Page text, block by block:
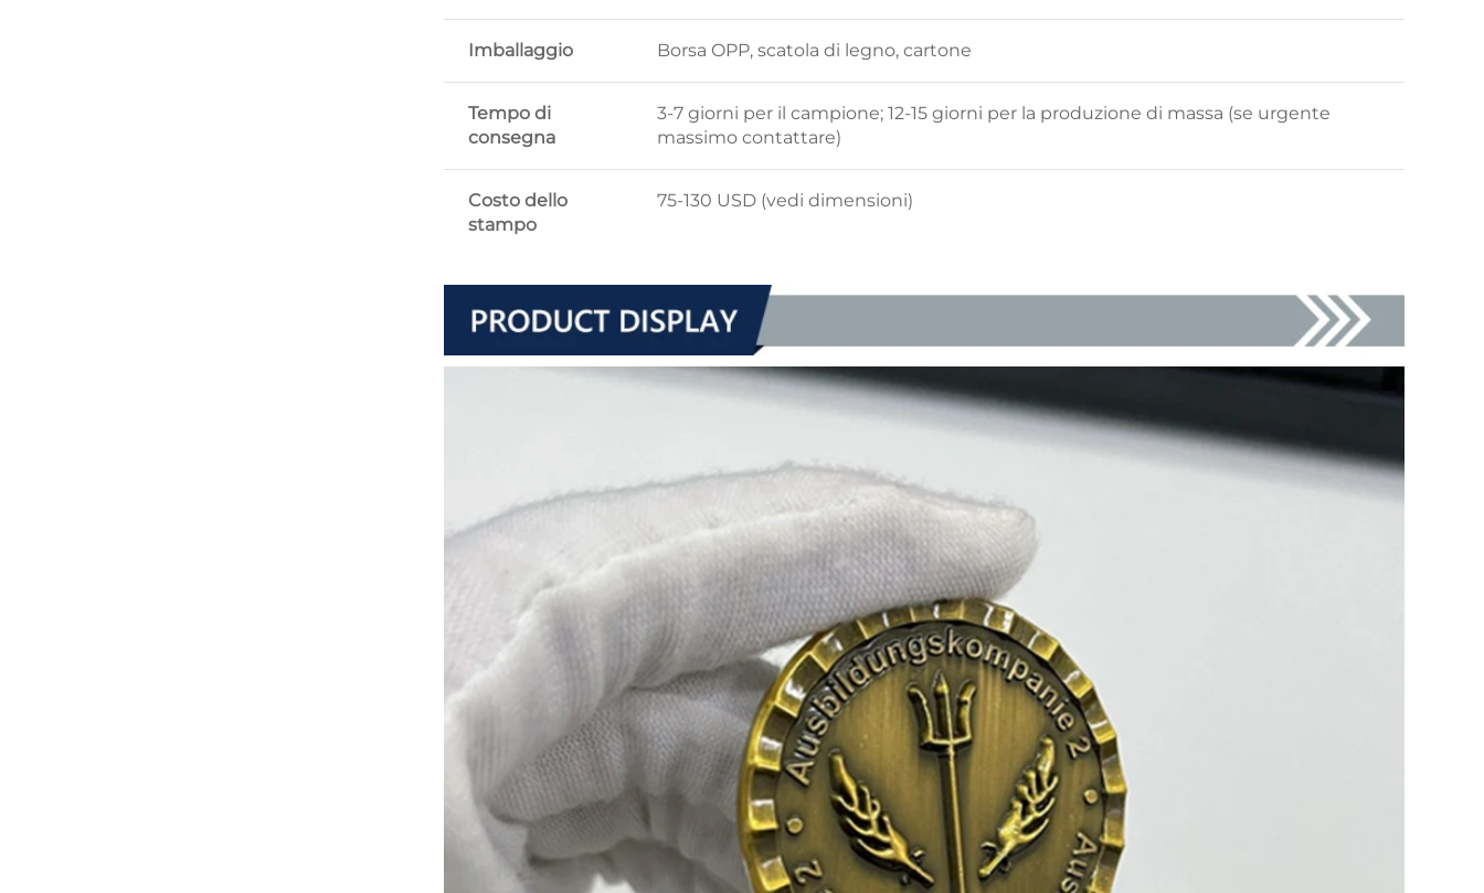
Imballaggio Borsa OPP, scatola di legno, cartone
Tempo di
consegna
3-7 giorni per il campione; 12-15 giorni per la produzione di massa (se urgente
massimo contattare)
Costo dello
stampo
75-130 USD (vedi dimensioni)